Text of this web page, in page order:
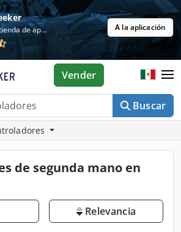
Gratis en la tienda de aplicaciones A la aplicación
Buscar
Vender
de segunda mano en
Relevancia